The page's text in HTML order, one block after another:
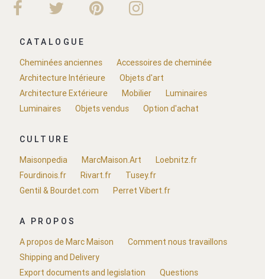
CATALOGUE
Cheminées anciennes
Accessoires de cheminée
Architecture Intérieure
Objets d'art
Architecture Extérieure
Mobilier
Luminaires
Luminaires
Objets vendus Option d'achat
CULTURE
Maisonpedia
MarcMaison.Art
Loebnitz.fr
Fourdinois.fr
Rivart.fr
Tusey.fr
Gentil & Bourdet.com
Perret Vibert.fr
A PROPOS
A propos de Marc Maison
Comment nous travaillons
Shipping and Delivery
Export documents and legislation
Questions